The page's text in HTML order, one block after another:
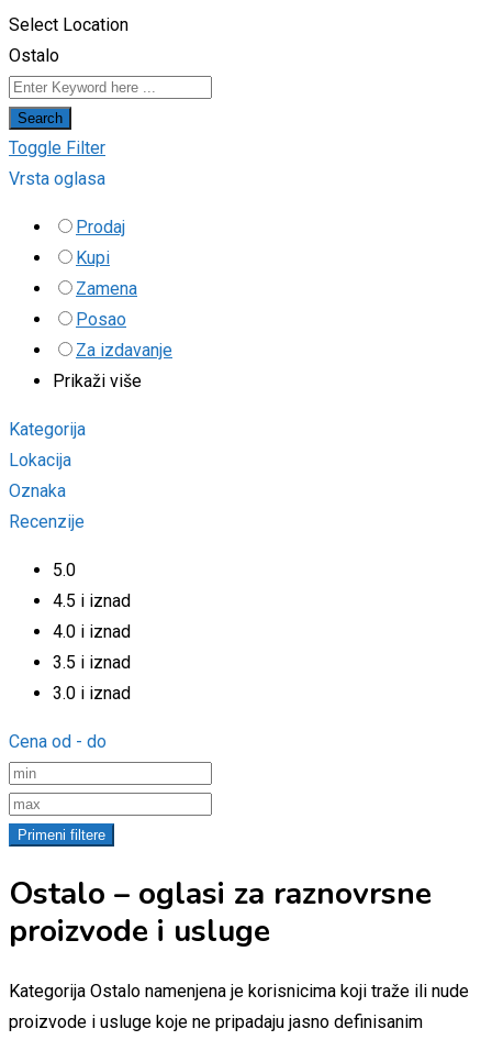
Select Location
Ostalo
Search
Toggle Filter
Vrsta oglasa
Prodaj
Kupi
Zamena
Posao
Za izdavanje
Prikaži više
Kategorija
Lokacija
Oznaka
Recenzije
5.0
4.5 i iznad
4.0 i iznad
3.5 i iznad
3.0 i iznad
Cena od - do
Primeni filtere
Ostalo – oglasi za raznovrsne
proizvode i usluge
Kategorija Ostalo namenjena je korisnicima koji traže ili nude
proizvode i usluge koje ne pripadaju jasno definisanim